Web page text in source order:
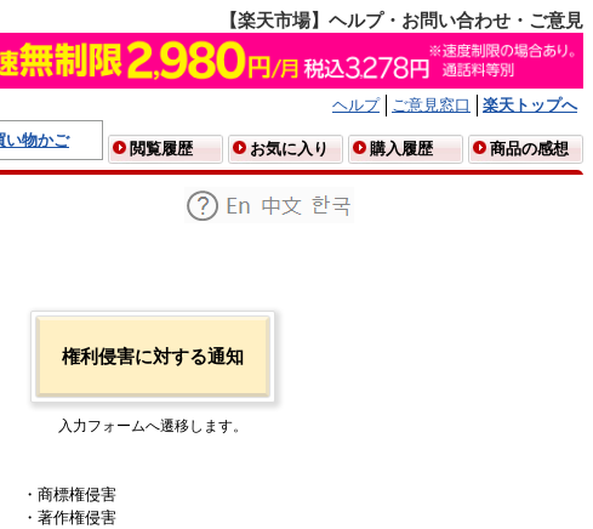
【楽天市場】ヘルプ・お問い合わせ・ご意見
ヘルプ ご意見窓口
楽天トップへ
い物かご
閲覧履歴 お気に入り 購入履歴 商品の感想
権利侵害に対する通知
入力フォームへ遷移します。
・商標権侵害
・著作権侵害